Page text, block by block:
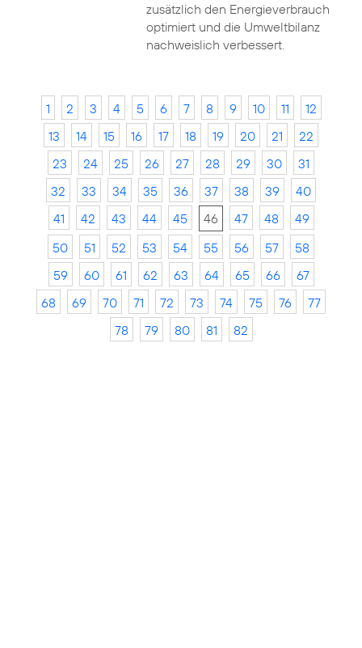
zusätzlich den Energieverbrauch
optimiert und die Umweltbilanz
nachweislich verbessert.
1 2 3 4 5 6 7 8 9 10 11
12
13
14 15 16 17 18 19 20 21
22
23
24 25 26 27 28 29 30
31
32
33 34 35 36 37 38 39
40
41
42 43 44 45 46 47 48
49
50
51 52 53 54 55 56 57
58
59
60 61 62 63 64 65 66
67
68
69 70 71 72 73 74 75 76
77
78
79 80 81 82